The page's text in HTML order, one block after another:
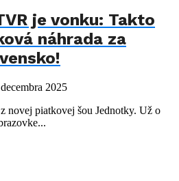
je vonku: Takto
náhrada za
2025
novej piatkovej šou Jednotky. Už o